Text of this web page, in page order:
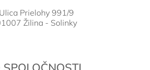
Ulica Prielohy 991/9
Žilina - Solinky